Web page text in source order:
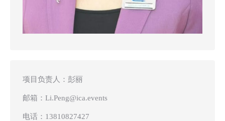
项目负责人：彭丽
邮箱： Li.Peng@ica.events
电话： 13810827427